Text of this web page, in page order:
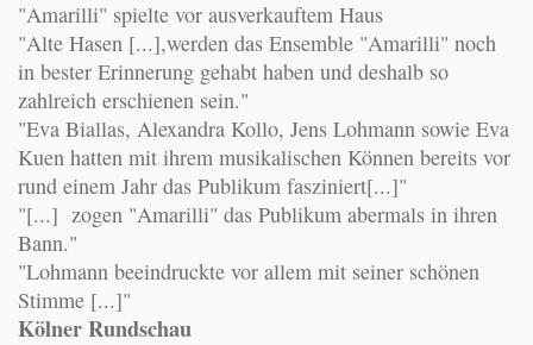
"Amarilli" spielte vor ausverkauftem Haus
"Alte Hasen [...],werden das Ensemble "Amarilli" noch
in bester Erinnerung gehabt haben und deshalb so
zahlreich erschienen sein."
"Eva Biallas, Alexandra Kollo, Jens Lohmann sowie Eva
Kuen hatten mit ihrem musikalischen Können bereits vor
rund einem Jahr das Publikum fasziniert[...]"
"[...] zogen "Amarilli" das Publikum abermals in ihren
Bann."
"Lohmann beeindruckte vor allem mit seiner schönen
Stimme [...]"
Kölner Rundschau